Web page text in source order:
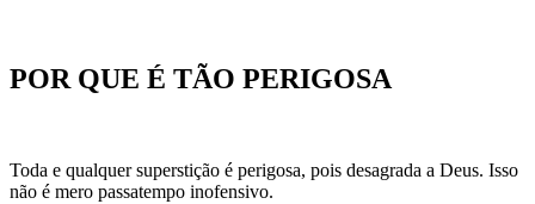
POR QUE É TÃO PERIGOSA
Toda e qualquer superstição é perigosa, pois desagrada a Deus. Isso
não é mero passatempo inofensivo.